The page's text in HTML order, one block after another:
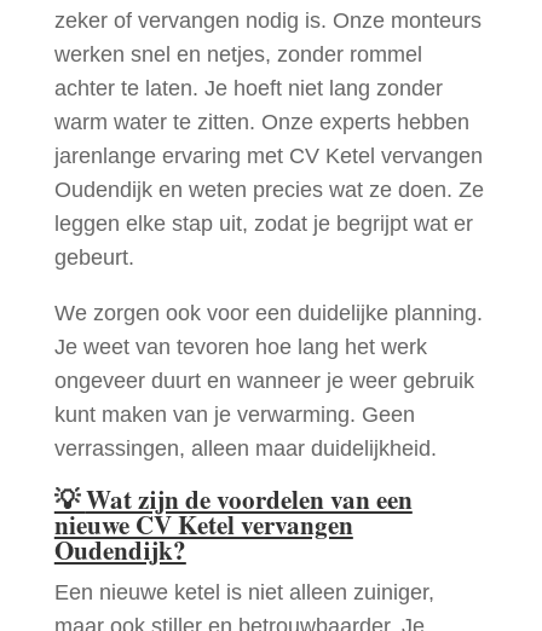
zeker of vervangen nodig is. Onze monteurs
werken snel en netjes, zonder rommel
achter te laten. Je hoeft niet lang zonder
warm water te zitten. Onze experts hebben
jarenlange ervaring met CV Ketel vervangen
Oudendijk en weten precies wat ze doen. Ze
leggen elke stap uit, zodat je begrijpt wat er
gebeurt.
We zorgen ook voor een duidelijke planning.
Je weet van tevoren hoe lang het werk
ongeveer duurt en wanneer je weer gebruik
kunt maken van je verwarming. Geen
verrassingen, alleen maar duidelijkheid.
💡Wat zijn de voordelen van een
nieuwe CV Ketel vervangen
Oudendijk?
Een nieuwe ketel is niet alleen zuiniger,
maar ook stiller en betrouwbaarder. Je